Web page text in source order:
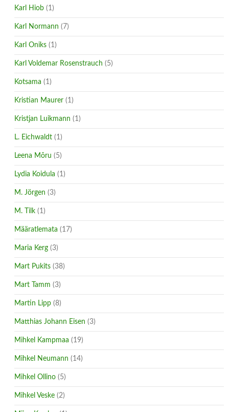
Karl Hiob (1)
Karl Normann (7)
Karl Oniks (1)
Karl Voldemar Rosenstrauch (5)
Kotsama (1)
Kristian Maurer (1)
Kristjan Luikmann (1)
L. Eichwaldt (1)
Leena Mõru (5)
Lydia Koidula (1)
M. Jörgen (3)
M. Tilk (1)
Määratlemata (17)
Maria Kerg (3)
Mart Pukits (38)
Mart Tamm (3)
Martin Lipp (8)
Matthias Johann Eisen (3)
Mihkel Kampmaa (19)
Mihkel Neumann (14)
Mihkel Ollino (5)
Mihkel Veske (2)